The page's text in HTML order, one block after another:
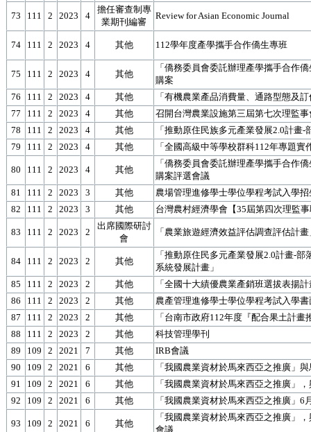
73 111 2 2023 4
擔任審查制專
業期刊編審
Review for Asian Economic Journal
74 111 2 2023 4 其他 112學年度產學攜手合作僑生專班
75 111 2 2023 4 其他
「僑務委員會委託辦理產學攜手合作
購案
76
111 2 2023 4 其他
「有機農業產品消費量、通路型態及
77
111 2 2023 4 其他
召開台灣農業設施第三屆第七次理監事
78
111 2 2023 4 其他
「推動原住民族多元產業發展2.0計畫
79
111 2 2023 4 其他 「全國高級中等學校群科112年專題
80 111 2 2023 4 其他
「僑務委員會委託辦理產學攜手合作
購案評選會議
81
111 2 2023 3 其他
農場管理進修學士學位學程考試入學
82
111 2 2023 3 其他 台灣農村經濟學會【35屆第四次理監
83 111 2 2023 2
出席國際研討
會
「農業旅遊經濟效益評估調查評估計
84 111 2 2023 2 其他
「推動原住民多元產業發展2.0計畫-
系統發展計畫」
85
111 2 2023 2 其他
「全國十大績優農業產銷班選拔表揚
86
111 2 2023 2 其他
農產管理進修學士學位學程考試入學
87
111 2 2023 2 其他
「台南市政府112年度『配合果土計
88
111 2 2023 2 其他
科技管理學刊
89
109 2 2021 7 其他
IRB會議
90
109 2 2021 6 其他
「我國農業資材於馬來西亞之推廣」
91
109 2 2021 6 其他
「我國農業資材於馬來西亞之推廣」
92
109 2 2021 6 其他 「我國農業資材於馬來西亞之推廣」6
93 109 2 2021 6 其他
「我國農業資材於馬來西亞之推廣」
會議